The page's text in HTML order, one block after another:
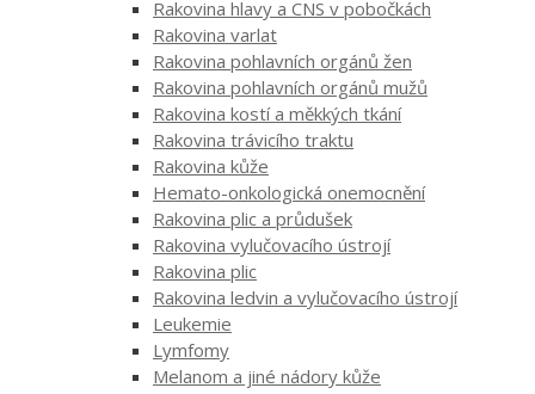
Rakovina hlavy a CNS v pobočkách
Rakovina varlat
Rakovina pohlavních orgánů žen
Rakovina pohlavních orgánů mužů
Rakovina kostí a měkkých tkání
Rakovina trávicího traktu
Rakovina kůže
Hemato-onkologická onemocnění
Rakovina plic a průdušek
Rakovina vylučovacího ústrojí
Rakovina plic
Rakovina ledvin a vylučovacího ústrojí
Leukemie
Lymfomy
Melanom a jiné nádory kůže